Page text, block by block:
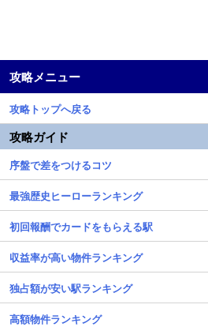
攻略メニュー
攻略トップへ戻る
攻略ガイド
序盤で差をつけるコツ
最強歴史ヒーローランキング
初回報酬でカードをもらえる駅
収益率が高い物件ランキング
独占額が安い駅ランキング
高額物件ランキング